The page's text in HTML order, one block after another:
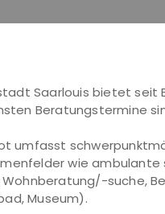
Saarlouis bietet seit
Beratungstermine
umfasst
wie
suche,
Museum).